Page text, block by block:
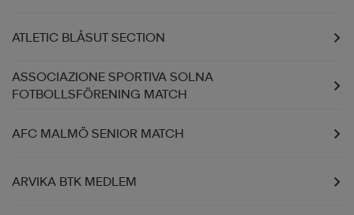
ATLETIC BLÅSUT SECTION
ASSOCIAZIONE SPORTIVA SOLNA
FOTBOLLSFÖRENING MATCH
AFC MALMÖ SENIOR MATCH
ARVIKA BTK MEDLEM